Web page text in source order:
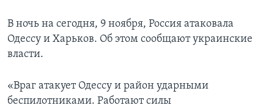
В ночь на сегодня, 9 ноября, Россия атаковала
Одессу и Харьков. Об этом сообщают украинские
власти.
«Враг атакует Одессу и район ударными
беспилотниками. Работают силы